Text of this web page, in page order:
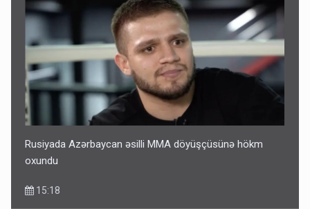
Rusiyada Azərbaycan əsilli MMA döyüşçüsünə hökm
oxundu
15:18